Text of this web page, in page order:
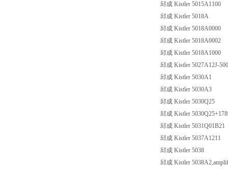
邱成 Kistler 5015A1100
邱成 Kistler 5018A
邱成 Kistler 5018A0000
邱成 Kistler 5018A0002
邱成 Kistler 5018A1000
邱成 Kistler 5027A12J-
邱成 Kistler 5030A1
邱成 Kistler 5030A3
邱成 Kistler 5030Q25
邱成 Kistler
邱成 Kistler 5031Q01B21
邱成 Kistler 5037A1211
邱成 Kistler 5038
邱成 Kistler